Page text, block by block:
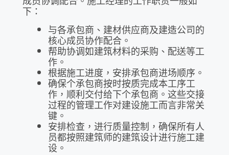
下：
与各承包商、建材供应商及建造公司的
核心成员协作配合。
帮助协调如建筑材料的采购、配送等工
作。
根据施工进度，安排承包商进场顺序。
确保个承包商按时按质完成本工序工
作，顺利交付给下个承包商。这些交接
过程的管理工作对建设施工而言非常关
键。
安排检查，进行质量控制，确保所有人
员都按照建筑师的建筑设计进行施工建
设。